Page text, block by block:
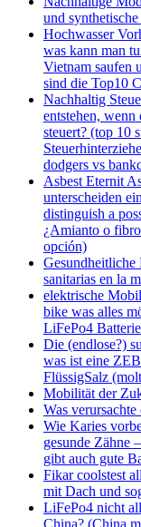
und
Hochwasser
was kann man
Vietnam saufen
sind die Top10
Nachhaltig
entstehen, wenn
steuert? (top 10
dodgers vs
Asbest Eternit
unterscheiden
distinguish a
¿Amianto o
opción)
Gesundheitliche
sanitarias en la
elektrische
bike was alles
LiFePo4
Die (endlose?)
was ist eine
FlüssigSalz
Mobilität der
Was
Wie Karies
gesunde Zähne
gibt auch gute
Fikar coolstest
mit Dach und
LiFePo4 nicht